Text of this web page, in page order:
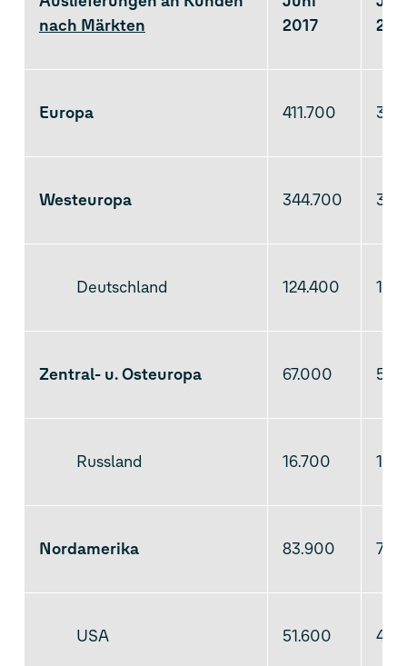
nach Märkten
2017
Europa 411.700
Westeuropa 344.700
Deutschland 124.400
Zentral- u. Osteuropa 67.000
Russland 16.700
Nordamerika 83.900
USA 51.600